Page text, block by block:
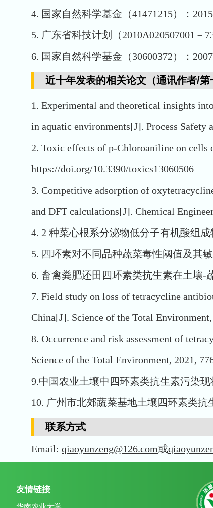
4. 国家自然科学基金（41471215）：
5. 广东省科技计划（2010A020507001－
6. 国家自然科学基金（30600372）：
近十年发表的相关论文（通讯作者/第
1. Experimental and theoretical insights
in aquatic environments[J]. Process Safety
2. Toxic effects of p-Chloroaniline on cells
https://doi.org/10.3390/toxics13060506
3. Competitive adsorption of
and DFT calculations[J]. Chemical
4. 2 种菜心根系分泌物低分子有机酸组
5. 四环素对不同品种蔬菜毒性阈值及其
6. 畜禽粪肥还田四环素类抗生素在土壤-
7. Field study on loss of tetracycline
China[J]. Science of the Total
8. Occurrence and risk assessment of
Science of the Total Environment, 2021,
9.中国农业土壤中四环素类抗生素污染
10. 广州市北郊蔬菜基地土壤四环素类抗
联系方式
Email: qiaoyunzeng@126.com或
友情链接